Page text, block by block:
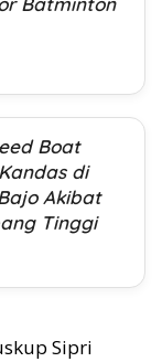
Boat
di
Akibat
Tinggi
Sipri